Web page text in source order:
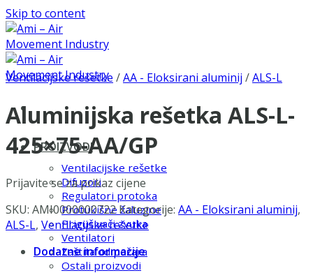
Skip to content
PROIZVODI
Ventilacijske rešetke
Difuzori
Regulatori protoka
Protukišne žaluzine
Prigušivači zvuka
Ventilatori
Zaštita od požara
Ostali proizvodi
Ventilacijske rešetke /AA - Eloksirani aluminij /ALS-L
Aluminijska rešetka ALS-L-
425×75-AA/GP
Prijavite se za prikaz cijene
SKU: AMI0000000722 Kategorije: AA - Eloksirani aluminij,
ALS-L, Ventilacijske rešetke
Dodatne informacije